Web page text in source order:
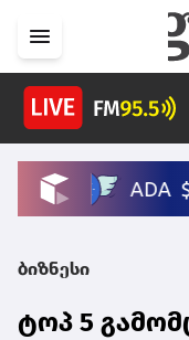
ბიზნესი
ტოპ 5